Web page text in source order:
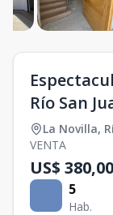
Río San
La Novilla,
VENTA
US$
5
Hab.